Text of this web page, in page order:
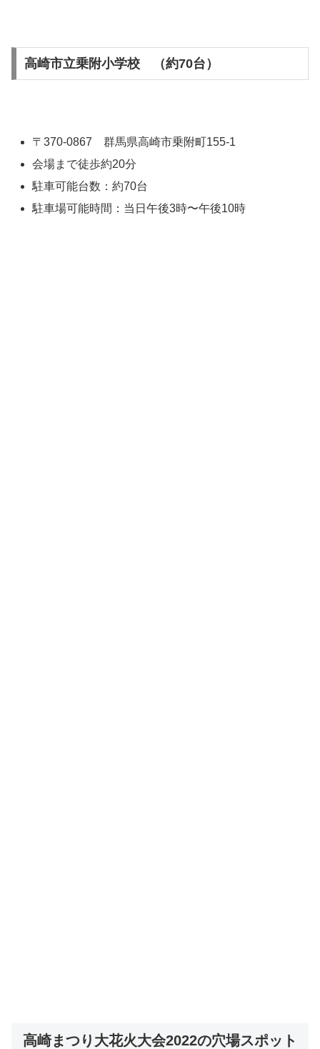
高崎市立乗附小学校 （約70台）
〒370-0867 群馬県高崎市乗附町155-1
会場まで徒歩約20分
駐車可能台数：約70台
駐車場可能時間：当日午後3時〜午後10時
高崎まつり大花火大会2022の穴場スポット